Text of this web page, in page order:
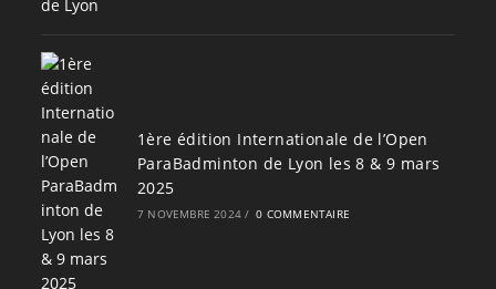
1ère édition Internationale de l’Open
ParaBadminton de Lyon les 8 & 9 mars
2025
7 NOVEMBRE 2024 / 0 COMMENTAIRE